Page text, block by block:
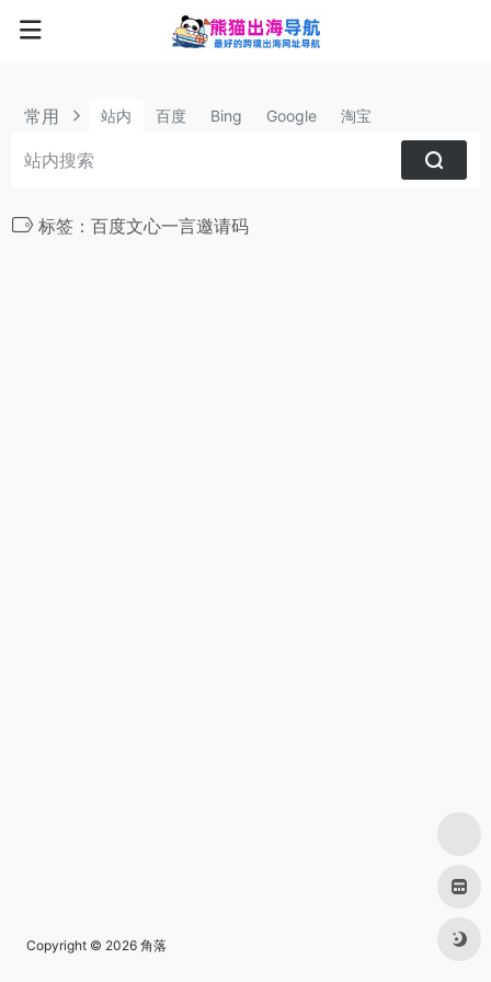
常用 站内 百度 Bing Google 淘宝
标签：百度文心一言邀请码
Copyright © 2026 角落